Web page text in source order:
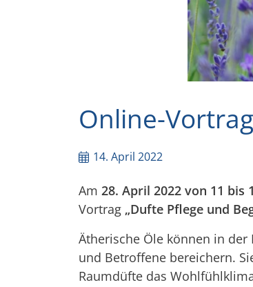
Online-
14. April 2022
Am 28. April 2022 von 11 bis
Vortrag „Dufte Pflege und
Ätherische Öle können in
und Betroffene bereichern.
Raumdüfte das